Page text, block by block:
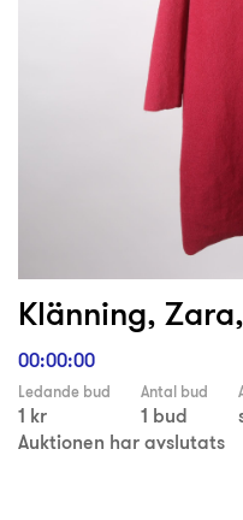
Klänning,
00:00:00
Ledande bud
1 kr
Antal bud
1 bud
Auktionen har avslutats